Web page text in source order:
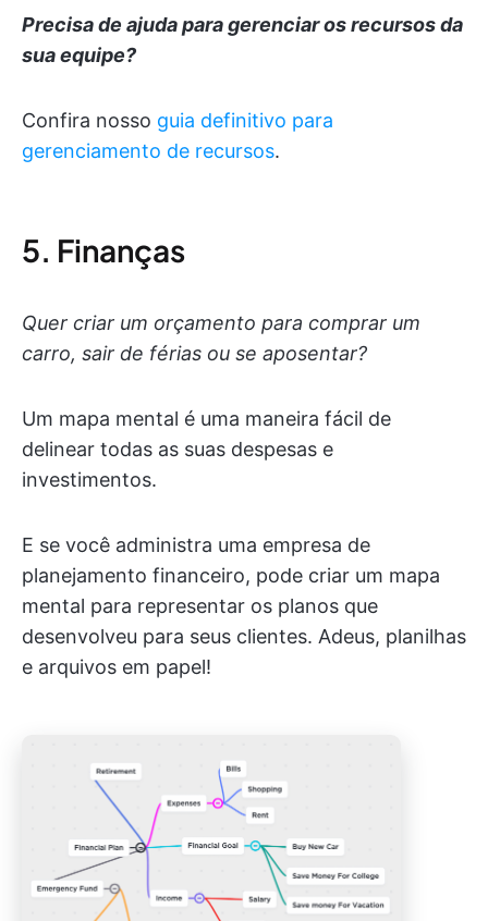
Precisa de ajuda para gerenciar os recursos da
sua equipe?
Confira nosso guia definitivo para
gerenciamento de recursos.
5. Finanças
Quer criar um orçamento para comprar um
carro, sair de férias ou se aposentar?
Um mapa mental é uma maneira fácil de
delinear todas as suas despesas e
investimentos.
E se você administra uma empresa de
planejamento financeiro, pode criar um mapa
mental para representar os planos que
desenvolveu para seus clientes. Adeus, planilhas
e arquivos em papel!